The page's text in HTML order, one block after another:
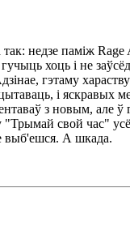
недзе паміж
хоць і не
гэтаму
і яскравых
з новым, але
"Трымай свой час"
выб'ешся. А шкада.